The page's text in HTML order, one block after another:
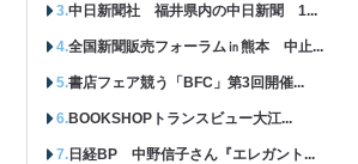
中日新聞社 福井県内の中日新聞 1...
全国新聞販売フォーラム㏌熊本 中止...
書店フェア競う「BFC」第3回開催...
BOOKSHOPトランスビュー大江...
日経BP 中野信子さん『エレガント...